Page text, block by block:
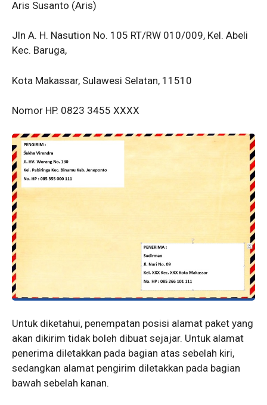
Aris Susanto (Aris)
Jln A. H. Nasution No. 105 RT/RW 010/009, Kel. Abeli
Kec. Baruga,
Kota Makassar, Sulawesi Selatan, 11510
Nomor HP. 0823 3455 XXXX
Untuk diketahui, penempatan posisi alamat paket yang
akan dikirim tidak boleh dibuat sejajar. Untuk alamat
penerima diletakkan pada bagian atas sebelah kiri,
sedangkan alamat pengirim diletakkan pada bagian
bawah sebelah kanan.